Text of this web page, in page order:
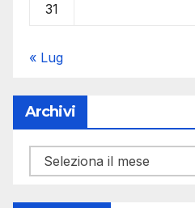
31
« Lug
Archivi
Archivi